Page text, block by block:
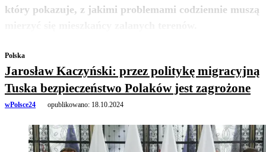
który pokazuje, z jakimi problemami codziennie muszą
zobacz więcej
Polska
Jarosław Kaczyński: przez politykę migracyjną
Tuska bezpieczeństwo Polaków jest zagrożone
wPolsce24 opublikowano: 18.10.2024